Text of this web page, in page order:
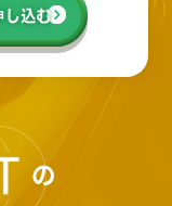
し込む
の